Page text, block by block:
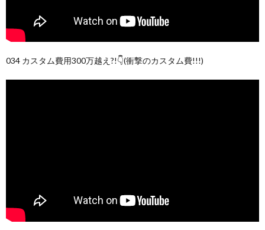
034 カスタム費用300万越え?!👇(衝撃のカスタム費!!!)